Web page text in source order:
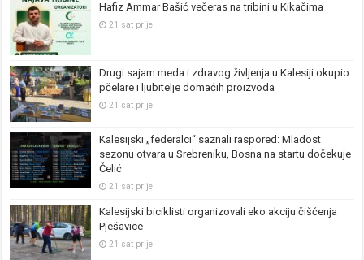
Hafiz Ammar Bašić večeras na tribini u Kikačima
21 sat prije
Drugi sajam meda i zdravog življenja u Kalesiji okupio
pčelare i ljubitelje domaćih proizvoda
21 sat prije
Kalesijski „federalci“ saznali raspored: Mladost
sezonu otvara u Srebreniku, Bosna na startu dočekuje
Čelić
21 sat prije
Kalesijski biciklisti organizovali eko akciju čišćenja
Pješavice
21 sat prije